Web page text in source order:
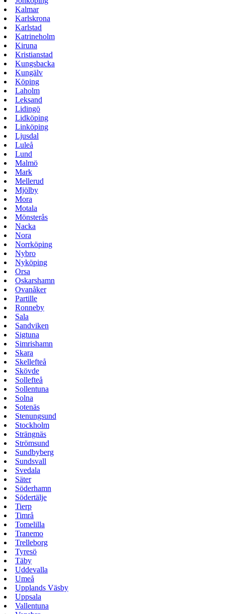
Kalmar
Karlskrona
Karlstad
Katrineholm
Kiruna
Kristianstad
Kungsbacka
Kungälv
Köping
Laholm
Leksand
Lidingö
Lidköping
Linköping
Ljusdal
Luleå
Lund
Malmö
Mark
Mellerud
Mjölby
Mora
Motala
Mönsterås
Nacka
Nora
Norrköping
Nybro
Nyköping
Orsa
Oskarshamn
Ovanåker
Partille
Ronneby
Sala
Sandviken
Sigtuna
Simrishamn
Skara
Skellefteå
Skövde
Sollefteå
Sollentuna
Solna
Sotenäs
Stenungsund
Stockholm
Strängnäs
Strömsund
Sundbyberg
Sundsvall
Svedala
Säter
Söderhamn
Södertälje
Tierp
Timrå
Tomelilla
Tranemo
Trelleborg
Tyresö
Täby
Uddevalla
Umeå
Upplands Väsby
Uppsala
Vallentuna